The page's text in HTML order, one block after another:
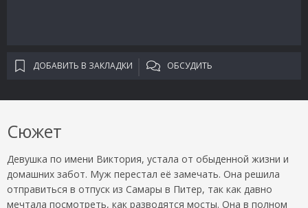
ДОБАВИТЬ В ЗАКЛАДКИ ОБСУДИТЬ
Сюжет
Девушка по имени Виктория, устала от обыденной жизни и
домашних забот. Муж перестал её замечать. Она решила
отправиться в отпуск из Самары в Питер, так как давно
мечтала посмотреть, как разводятся мосты. Она в полном